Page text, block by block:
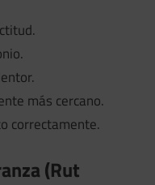
más cercano.
correctamente.
(Rut